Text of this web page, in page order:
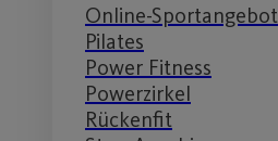
Online-Sportangebot
Pilates
Power Fitness
Powerzirkel
Rückenfit